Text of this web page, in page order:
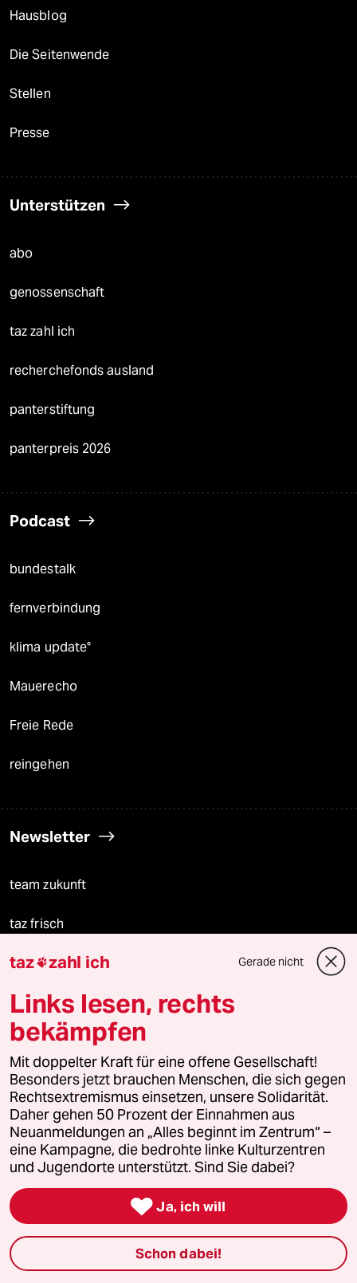
Hausblog
Die Seitenwende
Stellen
Presse
Unterstützen
abo
genossenschaft
taz zahl ich
recherchefonds ausland
panterstiftung
panterpreis 2026
Podcast
bundestalk
fernverbindung
klima update°
Mauerecho
Freie Rede
reingehen
Newsletter
team zukunft
taz frisch
taz zahl ich
taz lab Infobrief
Veranstaltungen
Demnächst
Vor Ort
Live im Stream
Vergangene
taz zahl ich Gerade nicht
Links lesen, rechts
bekämpfen
Mit doppelter Kraft für eine offene Gesellschaft!
Besonders jetzt brauchen Menschen, die sich gegen
Rechtsextremismus einsetzen, unsere Solidarität.
Daher gehen 50 Prozent der Einnahmen aus
Neuanmeldungen an „Alles beginnt im Zentrum“ –
eine Kampagne, die bedrohte linke Kulturzentren
und Jugendorte unterstützt. Sind Sie dabei?
 Ja, ich will
Schon dabei!